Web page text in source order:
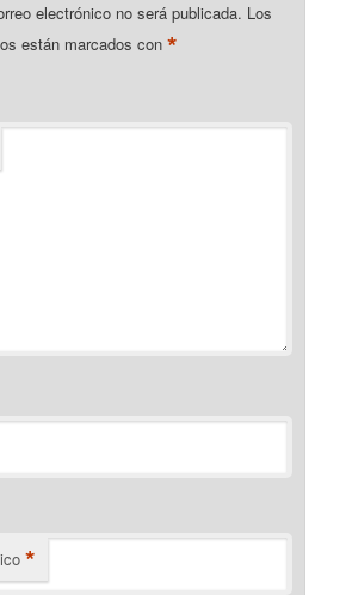
electrónico no será publicada. Los
están marcados con*
*